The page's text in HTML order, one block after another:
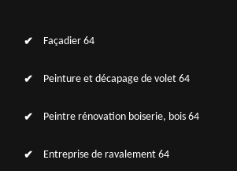
Façadier 64
Peinture et décapage de volet 64
Peintre rénovation boiserie, bois 64
Entreprise de ravalement 64